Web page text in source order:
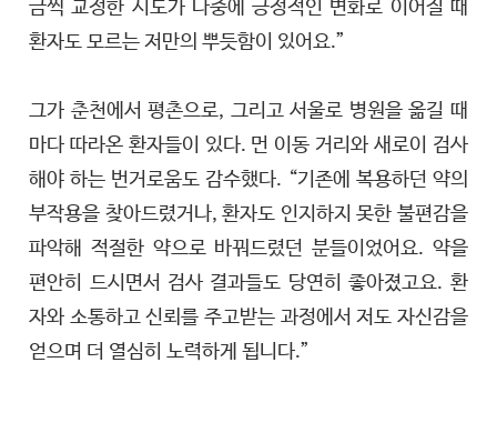
금씩 교정한 시도가 나중에 긍정적인 변화로 이어질 때
환자도 모르는 저만의 뿌듯함이 있어요.”
그가 춘천에서 평촌으로, 그리고 서울로 병원을 옮길 때
마다 따라온 환자들이 있다. 먼 이동 거리와 새로이 검사
해야 하는 번거로움도 감수했다. “기존에 복용하던 약의
부작용을 찾아드렸거나, 환자도 인지하지 못한 불편감을
파악해 적절한 약으로 바꿔드렸던 분들이었어요. 약을
편안히 드시면서 검사 결과들도 당연히 좋아졌고요. 환
자와 소통하고 신뢰를 주고받는 과정에서 저도 자신감을
얻으며 더 열심히 노력하게 됩니다.”